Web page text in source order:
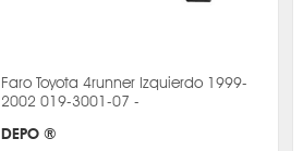
Faro Toyota 4runner Izquierdo 1999-
2002 019-3001-07 -
DEPO ®